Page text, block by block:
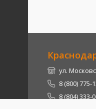
ул.
8 (800) 775-
8 (804) 333-